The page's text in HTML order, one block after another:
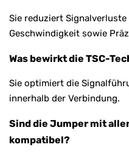
Sie reduziert
Geschwindigkeit sowie
Was bewirkt die TSC-
Sie optimiert die
innerhalb der Verbindung.
Sind die Jumper mit
kompatibel?